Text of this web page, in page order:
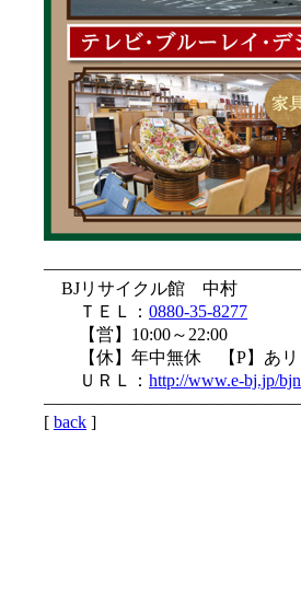
BJリサイクル館 中村
ＴＥＬ： 0880-35-8277
【営】10:00～22:00
【休】年中無休 【P】あリ
ＵＲＬ： http://www.e-bj.jp/
[ back ]